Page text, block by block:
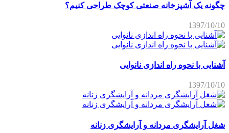
چگونه یک آشپزخانه صنعتی کوچک طراحی کنیم؟
1397/10/10
آشنایی با نحوه راه اندازی نانوایی
1397/10/10
شغل آرایشگری مردانه و آرایشگری زنانه